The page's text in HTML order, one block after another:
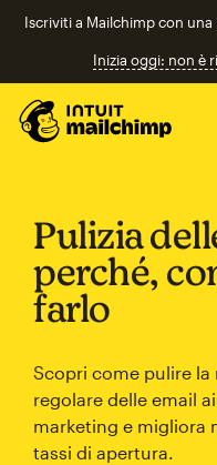
Iscriviti a Mailchimp con
Inizia oggi: non è
Pulizia
perché,
farlo
Scopri come pulire la
regolare delle email
marketing e migliora
tassi di apertura.